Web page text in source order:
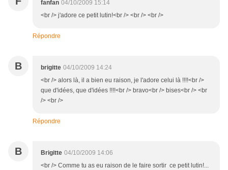
fanfan 04/10/2009 15:14
<br /> j'adore ce petit lutin!<br /> <br /> <br />
Répondre
B brigitte 04/10/2009 14:24
<br /> alors là, il a bien eu raison, je l'adore celui là !!!!<br />
que d'idées, que d'idées !!!!<br /> bravo<br /> bises<br /> <br
/> <br />
Répondre
B Brigitte 04/10/2009 14:06
<br /> Comme tu as eu raison de le faire sortir ce petit lutin!...